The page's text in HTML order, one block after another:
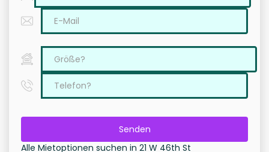
Senden
Alle Mietoptionen suchen in 21 W 46th St